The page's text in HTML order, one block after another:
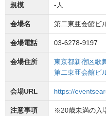
規模 -人
会場名 第二東亜会館ビ
会場電話 03-6278-9197
会場住所
東京都新宿区歌
第二東亜会館ビ
会場URL https://
注意事項
※20歳未満の入